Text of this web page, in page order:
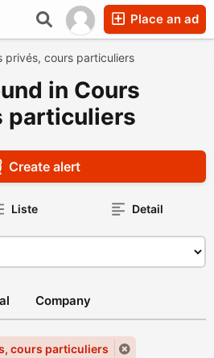
Place an ad
privés, cours particuliers
in Cours
particuliers
Create alert
Liste Detail
Company
cours particuliers